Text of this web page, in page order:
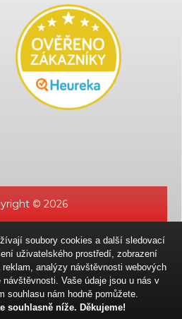
© 2026
soubory cookies a další sledovací
uživatelského prostředí, zobrazení
reklam, analýzy návštěvnosti webových
Vaše údaje jsou u nás v
souhlasu nám hodně pomůžete.
souhlasně níže. Děkujeme!